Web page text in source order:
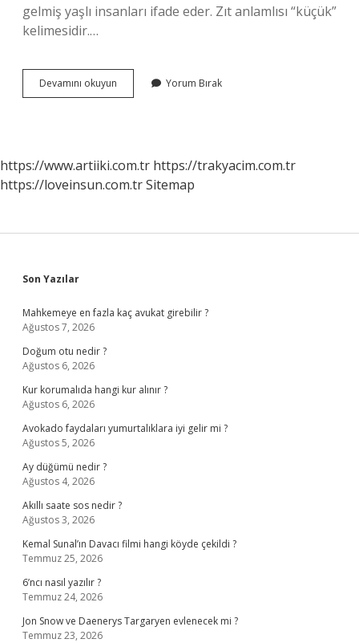
gelmiş yaşlı insanları ifade eder. Zıt anlamlısı “küçük”
kelimesidir.…
Devamını okuyun
Küçük
Yorum Bırak
https://www.artiiki.com.tr https://trakyacim.com.tr
https://loveinsun.com.trSitemap
Sidebar
Son Yazılar
Mahkemeye en fazla kaç avukat girebilir ?
Ağustos 7, 2026
Doğum otu nedir ?
Ağustos 6, 2026
Kur korumalıda hangi kur alınır ?
Ağustos 6, 2026
Avokado faydaları yumurtalıklara iyi gelir mi ?
Ağustos 5, 2026
Ay düğümü nedir ?
Ağustos 4, 2026
Akıllı saate sos nedir ?
Ağustos 3, 2026
Kemal Sunal’ın Davacı filmi hangi köyde çekildi ?
Temmuz 25, 2026
6’ncı nasıl yazılır ?
Temmuz 24, 2026
Jon Snow ve Daenerys Targaryen evlenecek mi ?
Temmuz 23, 2026